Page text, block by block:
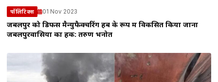
पॉलिटिक्स 01 Nov 2023
जबलपुर को डिफेंस मैन्युफैक्चरिंग हब के रूप में विकसित किया जाना
जबलपुरवासियों का हक: तरुण भनोत